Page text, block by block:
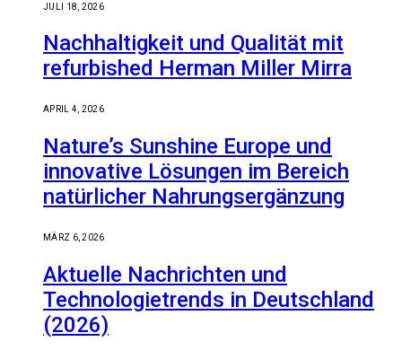
JULI 18, 2026
Nachhaltigkeit und Qualität mit
refurbished Herman Miller Mirra
APRIL 4, 2026
Nature’s Sunshine Europe und
innovative Lösungen im Bereich
natürlicher Nahrungsergänzung
MÄRZ 6, 2026
Aktuelle Nachrichten und
Technologietrends in Deutschland
(2026)